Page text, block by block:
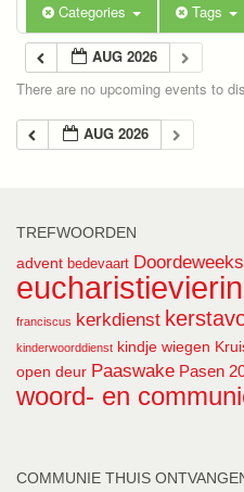
Categories Tags
AUG 2026
There are no upcoming events to
AUG 2026
TREFWOORDEN
advent bedevaart
franciscus kerkdienst
kinderwoorddienst kindje wiegen
open deur Paaswake Pasen
woord- en
COMMUNIE THUIS